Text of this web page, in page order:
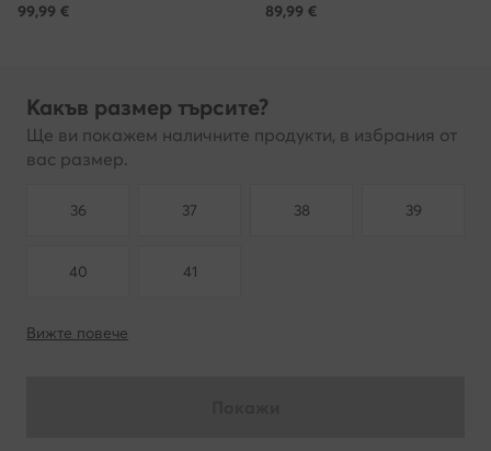
99,99 €
89,99 €
Какъв размер търсите?
Ще ви покажем наличните продукти, в избрания от
вас размер.
36 37 38 39
40 41
Вижте повече